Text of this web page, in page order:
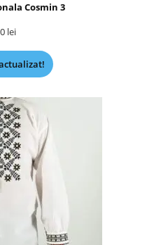
Cosmin 3
lei